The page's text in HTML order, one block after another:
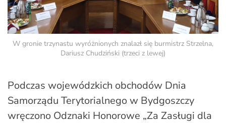
W gronie trzynastu wyróżnionych znalazł się burmistrz Strzelna,
Dariusz Chudziński (trzeci z lewej)
Podczas wojewódzkich obchodów Dnia
Samorządu Terytorialnego w Bydgoszczy
wręczono Odznaki Honorowe „Za Zasługi dla